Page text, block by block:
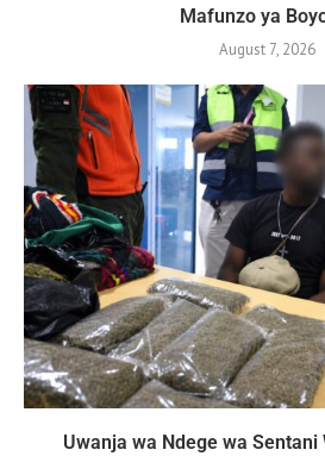
Mafunzo ya
August 7, 2026
Uwanja wa Ndege wa